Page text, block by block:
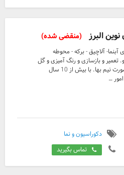
البرز (منقضی شده)
آلاچیق - برکه - محوطه
و بازسازی و رنگ آمیزی و گل
آرایی آبنما بصورت نیم بها. با بیش از 10 سال
…
دکوراسیون و نما
تماس بگیرید